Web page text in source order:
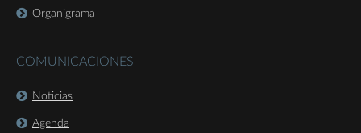
Organigrama
COMUNICACIONES
Noticias
Agenda